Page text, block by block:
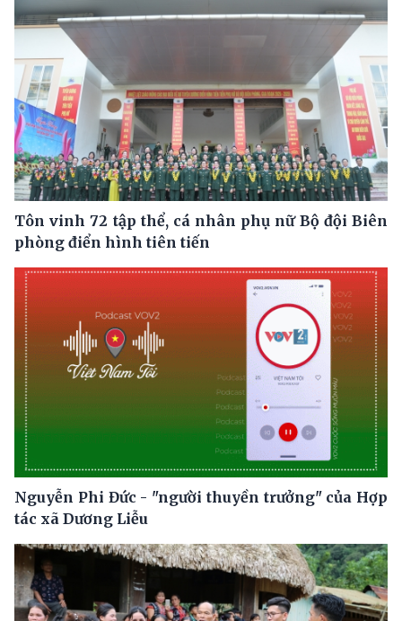
Tôn vinh 72 tập thể, cá nhân phụ nữ Bộ đội Biên
phòng điển hình tiên tiến
Nguyễn Phi Đức - "người thuyền trưởng" của Hợp
tác xã Dương Liễu